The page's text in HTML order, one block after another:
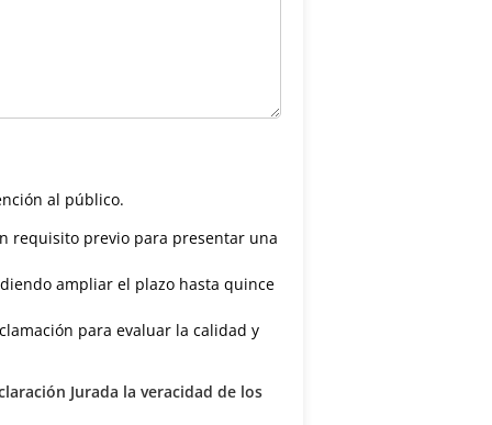
al público.
requisito previo para presentar una
ampliar el plazo hasta quince
para evaluar la calidad y
Jurada la veracidad de los